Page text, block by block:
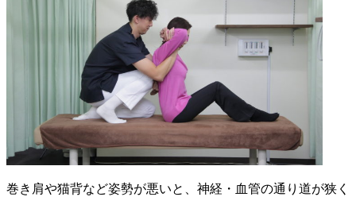
巻き肩や猫背など姿勢が悪いと、神経・血管の通り道が狭く